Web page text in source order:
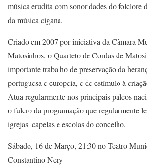
música erudita com sonoridades do folclore
da música cigana.
Criado em 2007 por iniciativa da Câmara
Matosinhos, o Quarteto de Cordas de
importante trabalho de preservação da
portuguesa e europeia, e de estímulo à
Atua regularmente nos principais palcos
o fulcro da programação que regularmente
igrejas, capelas e escolas do concelho.
Sábado, 16 de Março, 21:30 no Teatro
Constantino Nery